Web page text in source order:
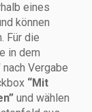
eines
können
Für die
in dem
nach Vergabe
“Mit
und wählen